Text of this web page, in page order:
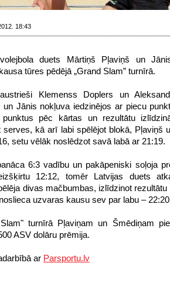
18:43
duets Mārtiņš Pļaviņš un
tūres pēdējā „Grand Slam” turnīrā.
Klemenss Doplers un
Jānis nokļuva iedzinējos ar piecu
pēc kārtas un rezultātu
kā arī labi spēlējot blokā, Pļaviņš
setu vēlāk noslēdzot savā labā ar 21:19.
6:3 vadību un pakāpeniski soļoja
12:12, tomēr Latvijas duets
divas mačbumbas, izlīdzinot rezultātu
uzvaras kausu sev par labu –
turnīrā Pļaviņam un Šmēdiņam
ASV dolāru prēmija.
ar Parsportu.lv